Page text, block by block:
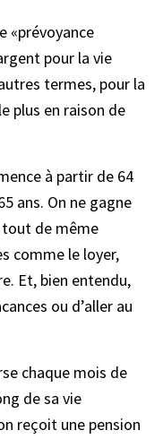
«prévoyance
pour la vie
termes, pour la
plus en raison de
à partir de 64
ans. On ne gagne
tout de même
comme le loyer,
Et, bien entendu,
ou d’aller au
chaque mois de
de sa vie
reçoit une pension